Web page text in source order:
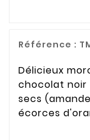
Référence :
Délicieux
chocolat noir
secs
écorces